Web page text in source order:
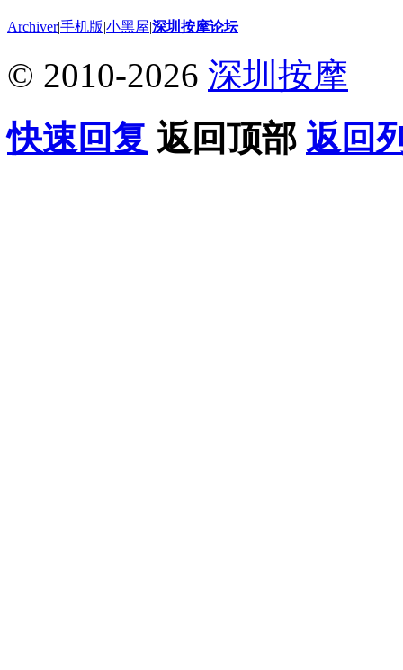
Archiver|手机版|小黑屋|深圳按摩论坛
© 2010-2026 深圳按摩
快速回复 返回顶部 返回